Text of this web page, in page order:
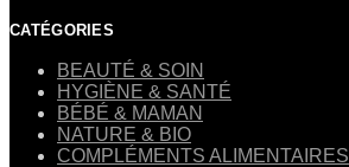
CATÉGORIES
BEAUTÉ & SOIN
HYGIÈNE & SANTÉ
BÉBÉ & MAMAN
NATURE & BIO
COMPLÉMENTS ALIMENTAIRES